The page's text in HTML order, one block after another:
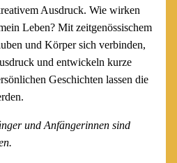
Ausdruck. Wie wirken
Leben? Mit zeitgenössischem
und Körper sich verbinden,
und entwickeln kurze
Geschichten lassen die
und Anfängerinnen sind